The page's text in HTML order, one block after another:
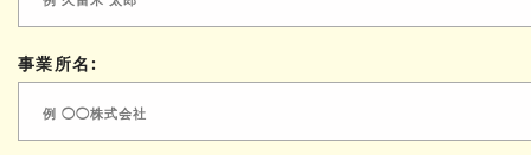
事業所名: